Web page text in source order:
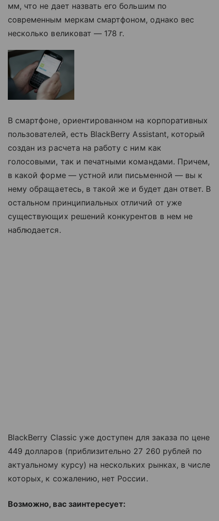
мм, что не дает назвать его большим по
современным меркам смартфоном, однако вес
несколько великоват — 178 г.
В смартфоне, ориентированном на корпоративных
пользователей, есть BlackBerry Assistant, который
создан из расчета на работу с ним как
голосовыми, так и печатными командами. Причем,
в какой форме — устной или письменной — вы к
нему обращаетесь, в такой же и будет дан ответ. В
остальном принципиальных отличий от уже
существующих решений конкурентов в нем не
наблюдается.
BlackBerry Classic уже доступен для заказа по цене
449 долларов (приблизительно 27 260 рублей по
актуальному курсу) на нескольких рынках, в числе
которых, к сожалению, нет России.
Возможно, вас заинтересует: